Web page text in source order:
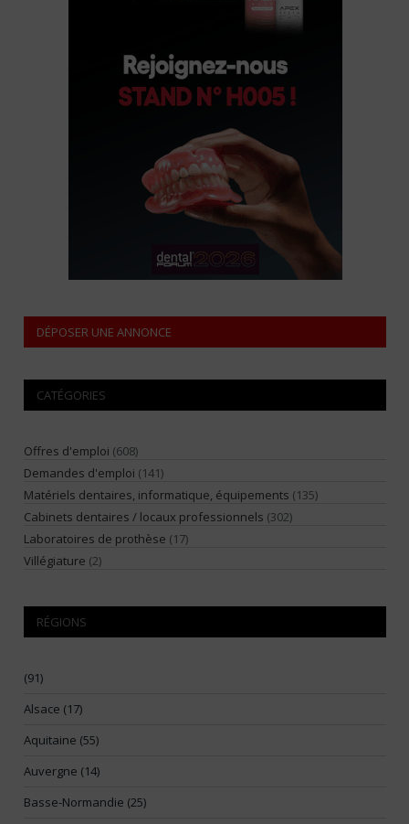
DÉPOSER UNE ANNONCE
CATÉGORIES
Offres d'emploi (608)
Demandes d'emploi (141)
Matériels dentaires, informatique, équipements (135)
Cabinets dentaires / locaux professionnels (302)
Laboratoires de prothèse (17)
Villégiature (2)
RÉGIONS
(91)
Alsace (17)
Aquitaine (55)
Auvergne (14)
Basse-Normandie (25)